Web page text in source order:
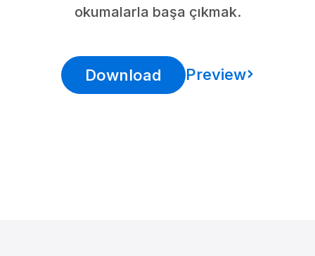
okumalarla başa çıkmak.
Download Preview